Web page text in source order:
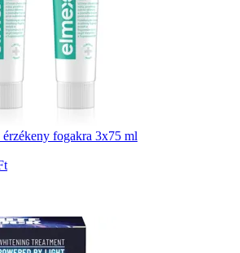
fogakra 3x75 ml